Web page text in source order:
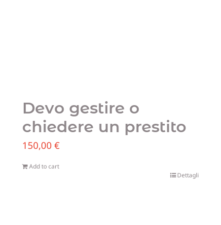
Devo gestire o
chiedere un prestito
150,00 €
Add to cart
Dettagli